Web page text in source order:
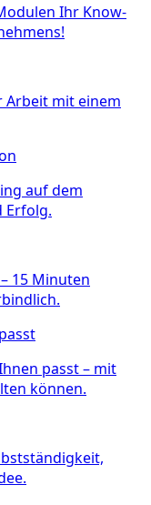
Ihr Know-
mit einem
auf dem
Erfolg.
15 Minuten
passt – mit
können.